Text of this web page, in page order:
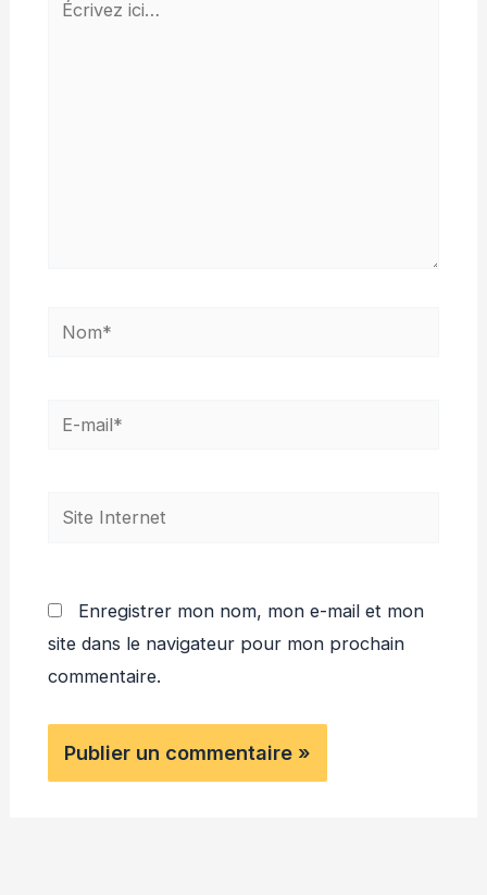
Nom*
E-
Site
Enregistrer mon nom, mon e-mail et mon
site dans le navigateur pour mon prochain
commentaire.